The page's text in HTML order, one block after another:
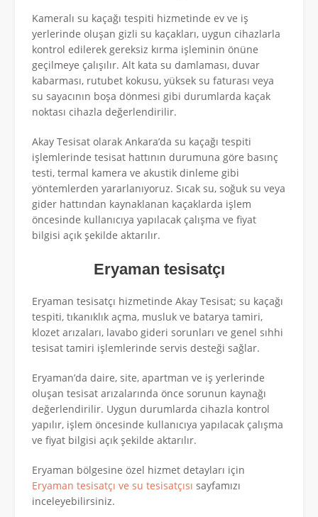
Kameralı su kaçağı tespiti hizmetinde ev ve iş
yerlerinde oluşan gizli su kaçakları, uygun cihazlarla
kontrol edilerek gereksiz kırma işleminin önüne
geçilmeye çalışılır. Alt kata su damlaması, duvar
kabarması, rutubet kokusu, yüksek su faturası veya
su sayacının boşa dönmesi gibi durumlarda kaçak
noktası cihazla değerlendirilir.
Akay Tesisat olarak Ankara’da su kaçağı tespiti
işlemlerinde tesisat hattının durumuna göre basınç
testi, termal kamera ve akustik dinleme gibi
yöntemlerden yararlanıyoruz. Sıcak su, soğuk su veya
gider hattından kaynaklanan kaçaklarda işlem
öncesinde kullanıcıya yapılacak çalışma ve fiyat
bilgisi açık şekilde aktarılır.
Eryaman tesisatçı
Eryaman tesisatçı hizmetinde Akay Tesisat; su kaçağı
tespiti, tıkanıklık açma, musluk ve batarya tamiri,
klozet arızaları, lavabo gideri sorunları ve genel sıhhi
tesisat tamiri işlemlerinde servis desteği sağlar.
Eryaman’da daire, site, apartman ve iş yerlerinde
oluşan tesisat arızalarında önce sorunun kaynağı
değerlendirilir. Uygun durumlarda cihazla kontrol
yapılır, işlem öncesinde kullanıcıya yapılacak çalışma
ve fiyat bilgisi açık şekilde aktarılır.
Eryaman bölgesine özel hizmet detayları için
Eryaman tesisatçı ve su tesisatçısı sayfamızı
inceleyebilirsiniz.